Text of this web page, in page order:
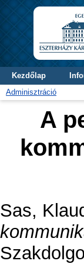
Kezdőlap
Adminisztráció
A
Sas,